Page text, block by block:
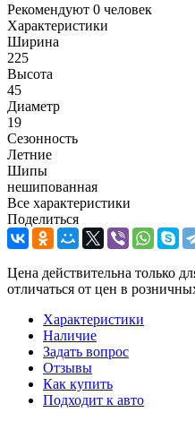
Рекомендуют 0 человек
Характеристики
Ширина
225
Высота
45
Диаметр
19
Сезонность
Летние
Шипы
нешипованная
Все характеристики
Поделиться
Цена действительна только
отличаться от цен в
Характеристики
Наличие
Задать вопрос
Отзывы
Как купить
Подходит к авто